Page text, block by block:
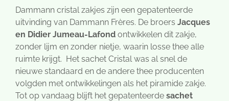
Dammann cristal zakjes zijn een gepatenteerde
uitvinding van Dammann Frères. De broers Jacques
en Didier Jumeau-Lafond ontwikkelen dit zakje,
zonder lijm en zonder nietje, waarin losse thee alle
ruimte krijgt. Het sachet Cristal was al snel de
nieuwe standaard en de andere thee producenten
volgden met ontwikkelingen als het piramide zakje.
Tot op vandaag blijft het gepatenteerde sachet